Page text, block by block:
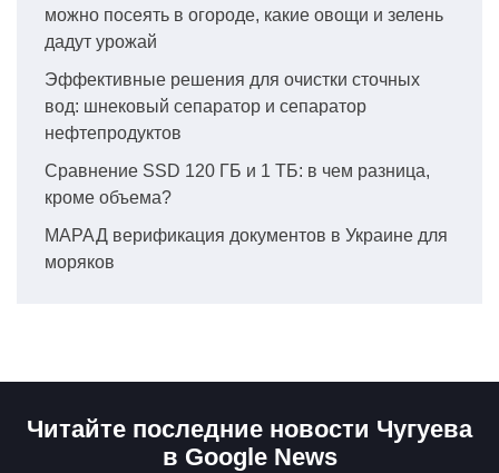
можно посеять в огороде, какие овощи и зелень
дадут урожай
Эффективные решения для очистки сточных
вод: шнековый сепаратор и сепаратор
нефтепродуктов
Сравнение SSD 120 ГБ и 1 ТБ: в чем разница,
кроме объема?
МАРАД верификация документов в Украине для
моряков
Читайте последние новости Чугуева
в Google News